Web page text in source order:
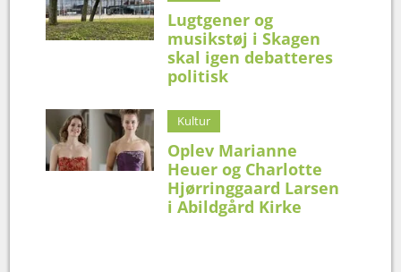
Lugtgener og
musikstøj i Skagen
skal igen debatteres
politisk
Kultur
Oplev Marianne
Heuer og Charlotte
Hjørringgaard Larsen
i Abildgård Kirke